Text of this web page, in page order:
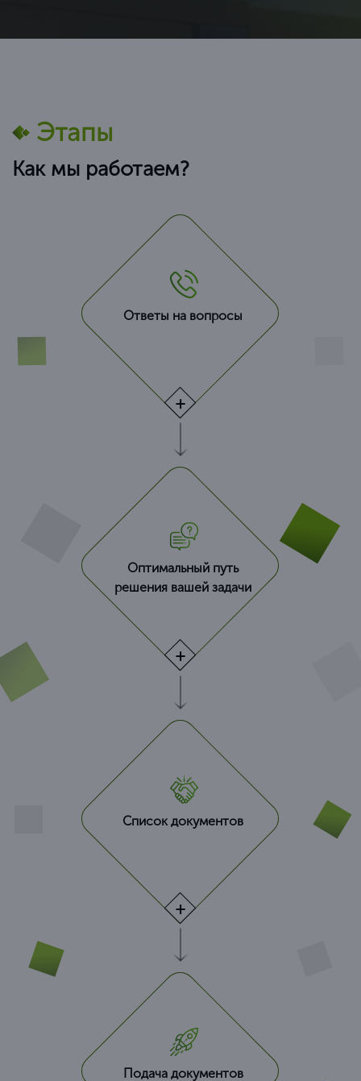
Этапы
Как мы работаем?
Ответы на вопросы
Оптимальный путь
решения вашей задачи
Список документов
Подача документов